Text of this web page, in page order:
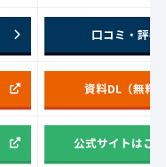
口コミ・評判
資料DL（無料
公式サイトはこ